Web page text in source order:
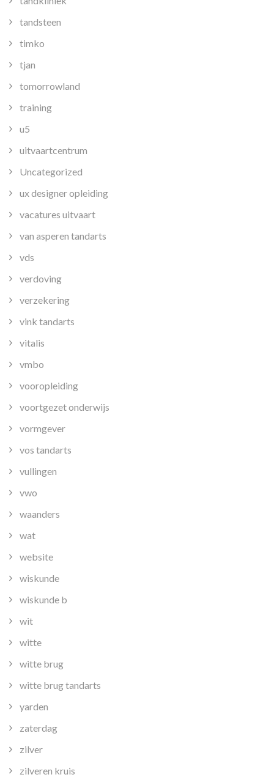
tandsteen
timko
tjan
tomorrowland
training
u5
uitvaartcentrum
Uncategorized
ux designer opleiding
vacatures uitvaart
van asperen tandarts
vds
verdoving
verzekering
vink tandarts
vitalis
vmbo
vooropleiding
voortgezet onderwijs
vormgever
vos tandarts
vullingen
vwo
waanders
wat
website
wiskunde
wiskunde b
wit
witte
witte brug
witte brug tandarts
yarden
zaterdag
zilver
zilveren kruis